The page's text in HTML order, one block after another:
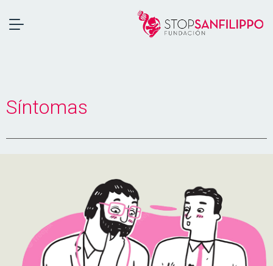
Síntomas